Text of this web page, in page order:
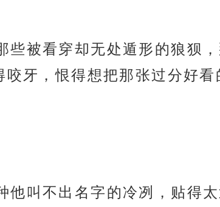
些被看穿却无处遁形的狼狈
牙，恨得想把那张过分好看
他叫不出名字的冷冽，贴得